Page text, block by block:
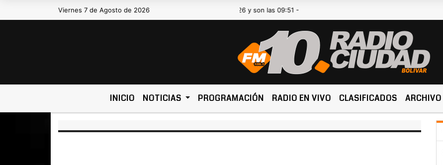
Viernes 7 de Agosto de 2026Hoy es Viernes 7 de Agosto de 2026 y son las 09:51 -
INICIO NOTICIAS PROGRAMACIÓN RADIO EN VIVO CLASIFICADOS ARCHIVO